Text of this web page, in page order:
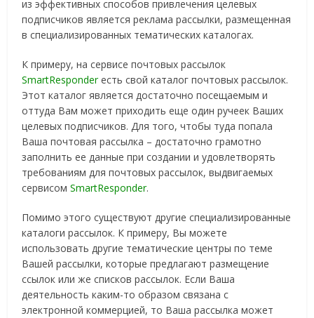
из эффективных способов привлечения целевых
подписчиков является реклама рассылки, размещенная
в специализированных тематических каталогах.
К примеру, на сервисе почтовых рассылок
SmartResponderесть свой каталог почтовых рассылок.
Этот каталог является достаточно посещаемым и
оттуда Вам может приходить еще один ручеек Ваших
целевых подписчиков. Для того, чтобы туда попала
Ваша почтовая рассылка – достаточно грамотно
заполнить ее данные при создании и удовлетворять
требованиям для почтовых рассылок, выдвигаемых
сервисомSmartResponder.
Помимо этого существуют другие специализированные
каталоги рассылок. К примеру, Вы можете
использовать другие тематические центры по теме
Вашей рассылки, которые предлагают размещение
ссылок или же списков рассылок. Если Ваша
деятельность каким-то образом связана с
электронной коммерцией, то Ваша рассылка может